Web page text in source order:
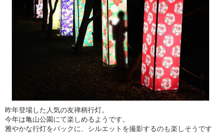
昨年登場した人気の友禅柄行灯。
今年は亀山公園にて楽しめるようです。
雅やかな行灯をバックに、シルエットを撮影するのも楽しそうです